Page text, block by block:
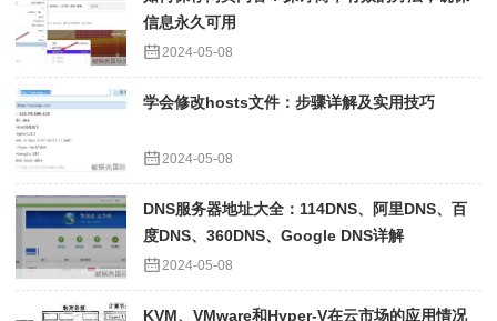
信息永久可用
2024-05-08
学会修改hosts文件：步骤详解及实用技巧
2024-05-08
DNS服务器地址大全：114DNS、阿里DNS、百
度DNS、360DNS、Google DNS详解
2024-05-08
KVM、VMware和Hyper-V在云市场的应用情况